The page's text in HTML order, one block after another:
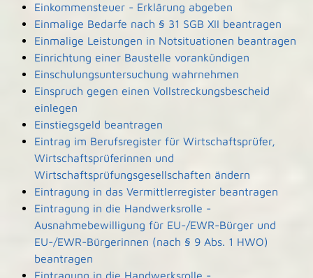
Einkommensteuer - Erklärung abgeben
Einmalige Bedarfe nach § 31 SGB XII beantragen
Einmalige Leistungen in Notsituationen beantragen
Einrichtung einer Baustelle vorankündigen
Einschulungsuntersuchung wahrnehmen
Einspruch gegen einen Vollstreckungsbescheid
einlegen
Einstiegsgeld beantragen
Eintrag im Berufsregister für Wirtschaftsprüfer,
Wirtschaftsprüferinnen und
Wirtschaftsprüfungsgesellschaften ändern
Eintragung in das Vermittlerregister beantragen
Eintragung in die Handwerksrolle -
Ausnahmebewilligung für EU-/EWR-Bürger und
EU-/EWR-Bürgerinnen (nach § 9 Abs. 1 HWO)
beantragen
Eintragung in die Handwerksrolle -